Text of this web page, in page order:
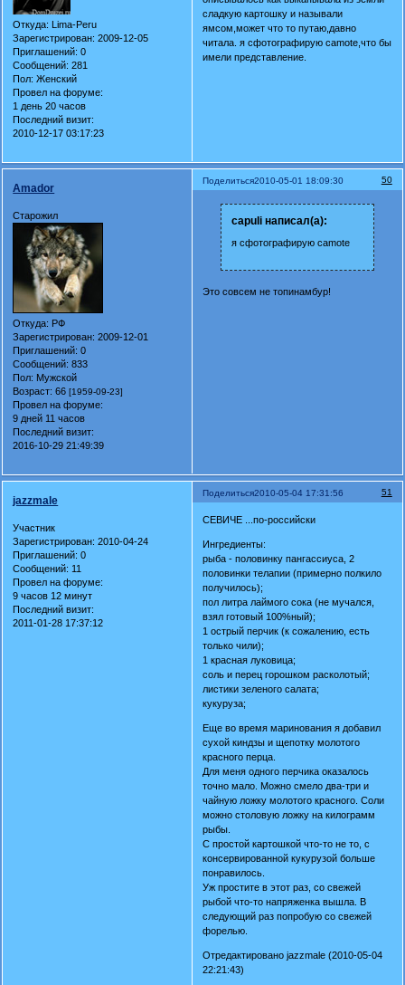
Откуда: Lima-Peru
Зарегистрирован: 2009-12-05
Приглашений: 0
Сообщений: 281
Пол: Женский
Провел на форуме:
1 день 20 часов
Последний визит:
2010-12-17 03:17:23
сладкую картошку и называли
ямсом,может что то путаю,давно
читала. я сфотографирую camote,что бы
имели представление.
Поделиться 50
2010-05-01 18:09:30
Amador
Старожил
Откуда: РФ
Зарегистрирован: 2009-12-01
Приглашений: 0
Сообщений: 833
Пол: Мужской
Возраст: 66[1959-09-23]
Провел на форуме:
9 дней 11 часов
Последний визит:
2016-10-29 21:49:39
capuli написал(а):
я сфотографирую camote
Это совсем не топинамбур!
Поделиться 51
2010-05-04 17:31:56
jazzmale
Участник
Зарегистрирован: 2010-04-24
Приглашений: 0
Сообщений: 11
Провел на форуме:
9 часов 12 минут
Последний визит:
2011-01-28 17:37:12
СЕВИЧЕ ...по-российски
Ингредиенты:
рыба - половинку пангассиуса, 2
половинки телапии (примерно полкило
получилось);
пол литра лаймого сока (не мучался,
взял готовый 100%ный);
1 острый перчик (к сожалению, есть
только чили);
1 красная луковица;
соль и перец горошком расколотый;
листики зеленого салата;
кукуруза;
Еще во время маринования я добавил
сухой киндзы и щепотку молотого
красного перца.
Для меня одного перчика оказалось
точно мало. Можно смело два-три и
чайную ложку молотого красного. Соли
можно столовую ложку на килограмм
рыбы.
С простой картошкой что-то не то, с
консервированной кукурузой больше
понравилось.
Уж простите в этот раз, со свежей
рыбой что-то напряженка вышла. В
следующий раз попробую со свежей
форелью.
Отредактировано jazzmale (2010-05-04
22:21:43)